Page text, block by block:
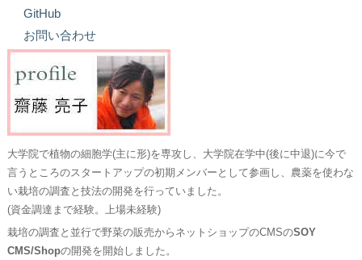
GitHub
お問い合わせ
大学院で植物の細胞学(主に形)を専攻し、大学院在学中(後に中退)に今で
言うところのスタートアップの初期メンバーとして参画し、農薬を使わな
い栽培の調査と技法の開発を行っていました。
(資金調達まで経験。上場未経験)
栽培の調査と並行で野菜の販売からネットショップのCMSのSOY
CMS/Shopの開発を開始しました。